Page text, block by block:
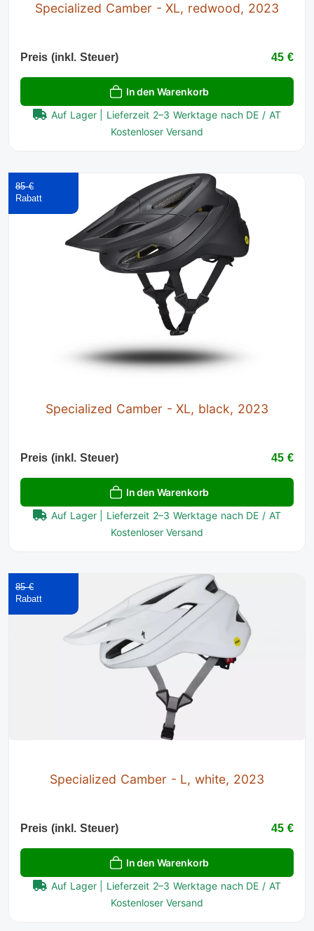
Specialized Camber - XL, redwood, 2023
Preis (inkl. Steuer) 45 €
In den Warenkorb
Auf Lager | Lieferzeit 2–3 Werktage nach DE / AT
Kostenloser Versand
Specialized Camber - XL, black, 2023
85 €
Preis (inkl. Steuer) 45 €
In den Warenkorb
Auf Lager | Lieferzeit 2–3 Werktage nach DE / AT
Kostenloser Versand
Specialized Camber - L, white, 2023
85 €
Preis (inkl. Steuer) 45 €
In den Warenkorb
Auf Lager | Lieferzeit 2–3 Werktage nach DE / AT
Kostenloser Versand